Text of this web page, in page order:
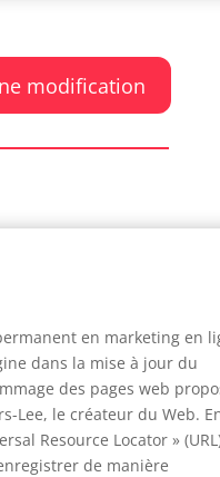
modification
en marketing en
dans la mise à jour du
des pages web
Lee, le créateur du Web.
Resource Locator »
de manière